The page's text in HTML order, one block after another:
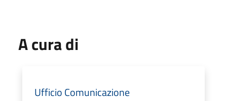
A cura di
Ufficio Comunicazione